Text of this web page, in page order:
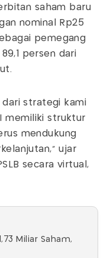
saham baru
nominal Rp25
pemegang
persen dari
dari strategi kami
memiliki struktur
mendukung
ujar
secara virtual,
Miliar Saham,